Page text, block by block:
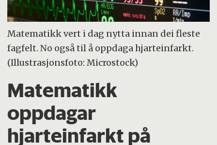
Matematikk vert i dag nytta innan dei fleste
fagfelt. No også til å oppdaga hjarteinfarkt.
(Illustrasjonsfoto: Microstock)
Matematikk
oppdagar
hjarteinfarkt på